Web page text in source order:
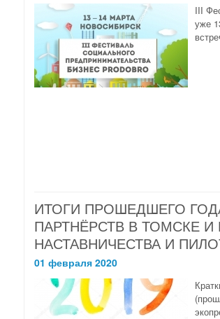
III
уже
ИТОГИ ПРОШЕДШЕГО
ПАРТНЁРСТВ В ТОМСКЕ
НАСТАВНИЧЕСТВА И
01 февраля 2020